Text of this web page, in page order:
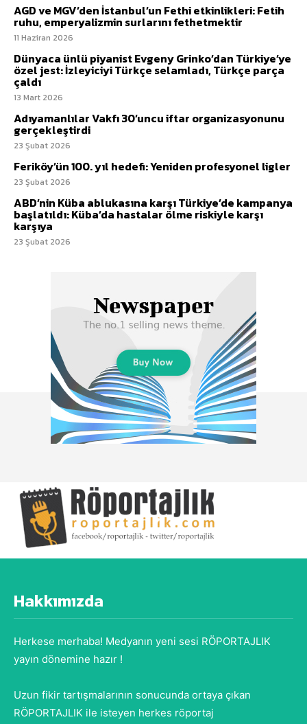
AGD ve MGV’den İstanbul’un Fethi etkinlikleri: Fetih
ruhu, emperyalizmin surlarını fethetmektir
11 Haziran 2026
Dünyaca ünlü piyanist Evgeny Grinko’dan Türkiye’ye
özel jest: İzleyiciyi Türkçe selamladı, Türkçe parça
çaldı
13 Mart 2026
Adıyamanlılar Vakfı 30’uncu iftar organizasyonunu
gerçekleştirdi
23 Şubat 2026
Feriköy’ün 100. yıl hedefi: Yeniden profesyonel ligler
23 Şubat 2026
ABD’nin Küba ablukasına karşı Türkiye’de kampanya
başlatıldı: Küba’da hastalar ölme riskiyle karşı
karşıya
23 Şubat 2026
Hakkımızda
Herkese merhaba! Medyanın yeni sesi RÖPORTAJLIK
yayın dönemine hazır !
Uzun fikir tartışmalarının sonucunda ortaya çıkan
RÖPORTAJLIK ile isteyen herkes röportaj